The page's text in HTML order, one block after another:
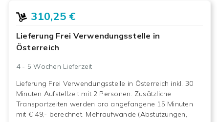
310,25 €
Lieferung Frei Verwendungsstelle in
Österreich
4 - 5 Wochen Lieferzeit
Lieferung Frei Verwendungsstelle in Österreich inkl. 30
Minuten Aufstellzeit mit 2 Personen. Zusätzliche
Transportzeiten werden pro angefangene 15 Minuten
mit € 49,- berechnet. Mehraufwände (Abstützungen,